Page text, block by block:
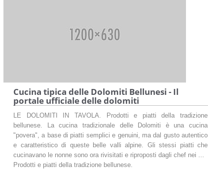
Cucina tipica delle Dolomiti Bellunesi - Il
portale ufficiale delle dolomiti
LE DOLOMITI IN TAVOLA. Prodotti e piatti della tradizione
bellunese. La cucina tradizionale delle Dolomiti è una cucina
"povera", a base di piatti semplici e genuini, ma dal gusto autentico
e caratteristico di queste belle valli alpine. Gli stessi piatti che
cucinavano le nonne sono ora rivisitati e riproposti dagli chef nei ...
Prodotti e piatti della tradizione bellunese.